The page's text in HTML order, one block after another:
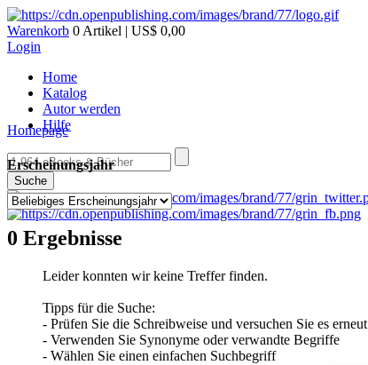
Warenkorb 0 Artikel | US$ 0,00
Login
Home
Katalog
Autor werden
Hilfe
Suche
Homepage
Erscheinungsjahr
0 Ergebnisse
Leider konnten wir keine Treffer finden.
Tipps für die Suche:
- Prüfen Sie die Schreibweise und versuchen Sie es erneut
- Verwenden Sie Synonyme oder verwandte Begriffe
- Wählen Sie einen einfachen Suchbegriff